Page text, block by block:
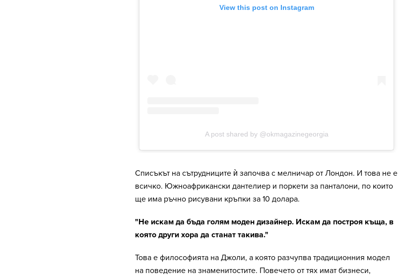
Списъкът на сътрудниците ѝ започва с мелничар от Лондон. И това не е
всичко. Южноафрикански дантелиер и поркети за панталони, по които
ще има ръчно рисувани кръпки за 10 долара.
"Не искам да бъда голям моден дизайнер. Искам да построя къща, в
която други хора да станат такива."
Това е философията на Джоли, а която разчупва традиционния модел
на поведение на знаменитостите. Повечето от тях имат бизнеси,